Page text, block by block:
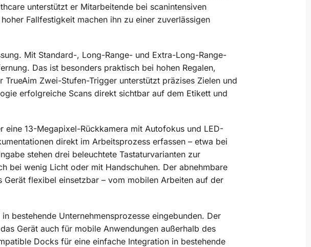
unterstützt er Mitarbeitende bei scanintensiven
Fallfestigkeit machen ihn zu einer zuverlässigen
Mit Standard-, Long-Range- und Extra-Long-Range-
Das ist besonders praktisch bei hohen Regalen,
Zwei-Stufen-Trigger unterstützt präzises Zielen und
erfolgreiche Scans direkt sichtbar auf dem Etikett und
13-Megapixel-Rückkamera mit Autofokus und LED-
direkt im Arbeitsprozess erfassen – etwa bei
stehen drei beleuchtete Tastaturvarianten zur
bei wenig Licht oder mit Handschuhen. Der abnehmbare
flexibel einsetzbar – vom mobilen Arbeiten auf der
bestehende Unternehmensprozesse eingebunden. Der
Gerät auch für mobile Anwendungen außerhalb des
Docks für eine einfache Integration in bestehende